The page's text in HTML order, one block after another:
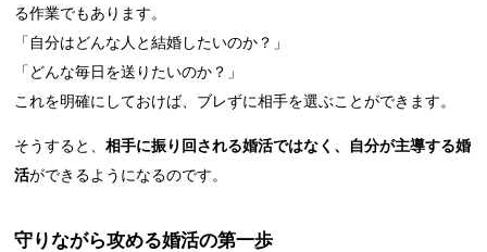
る作業でもあります。
「自分はどんな人と結婚したいのか？」
「どんな毎日を送りたいのか？」
これを明確にしておけば、ブレずに相手を選ぶことができます。
そうすると、相手に振り回される婚活ではなく、自分が主導する婚
活ができるようになるのです。
守りながら攻める婚活の第一歩